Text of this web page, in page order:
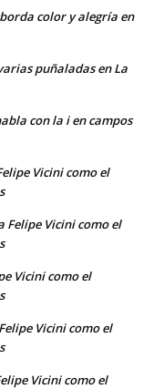
color y alegría en
puñaladas en La
con la i en campos
Vicini como el
Felipe Vicini como el
Vicini como el
Vicini como el
Vicini como el